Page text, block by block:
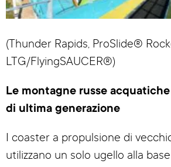
(Thunder Rapids, ProSlide®
LTG/FlyingSAUCER®)
Le montagne russe
di ultima generazione
I coaster a propulsione di
utilizzano un solo ugello alla